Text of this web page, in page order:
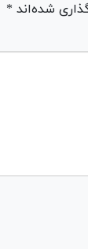
شده‌اند *